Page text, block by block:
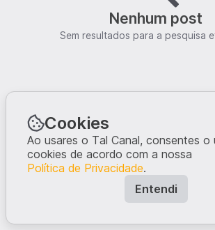
Nenhum post
Sem resultados para a pesquisa
Cookies
Ao usares o Tal Canal, consentes o
cookies de acordo com a nossa
Política de Privacidade.
Entendi